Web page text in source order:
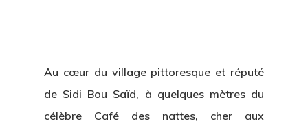
Au cœur du village pittoresque et réputé
de Sidi Bou Saïd, à quelques mètres du
célèbre Café des nattes, cher aux